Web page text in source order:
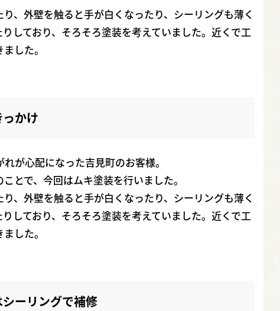
、外壁を触ると手が白くなったり、シーリングも薄く
しており、そろそろ塗装を考えていました。近くで工
した。
かけ
が心配になった吉見町のお客様。
とで、今回はムキ塗装を行いました。
、外壁を触ると手が白くなったり、シーリングも薄く
しており、そろそろ塗装を考えていました。近くで工
した。
ーリングで補修